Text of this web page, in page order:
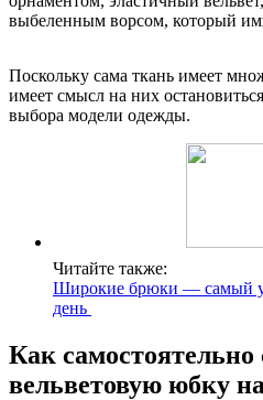
выбеленным ворсом, который
Поскольку сама ткань имеет
имеет смысл на них
выбора модели одежды.
Читайте также:
Широкие брюки — самый
день
Как
вельветовую юбку